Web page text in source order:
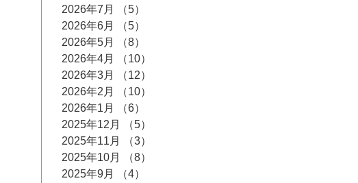
2026年7月
（5）
2026年6月
（5）
2026年5月
（8）
2026年4月
（10）
2026年3月
（12）
2026年2月
（10）
2026年1月
（6）
2025年12月
（5）
2025年11月
（3）
2025年10月
（8）
2025年9月
（4）